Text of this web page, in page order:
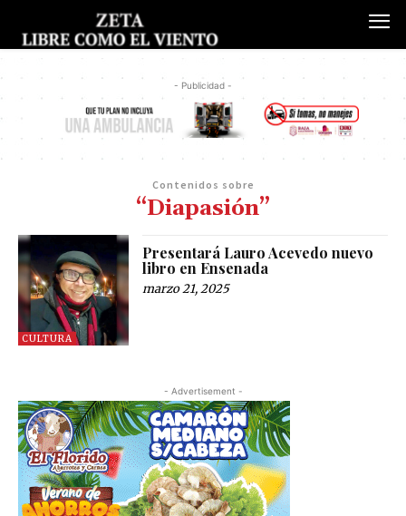
- Publicidad -
Contenidos sobre
“Diapasión”
CULTURA
Presentará Lauro Acevedo nuevo
libro en Ensenada
marzo 21, 2025
- Advertisement -